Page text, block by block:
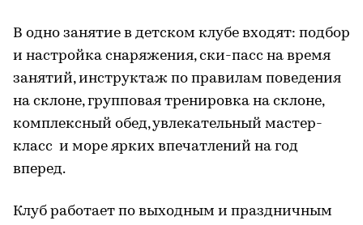
В одно занятие в детском клубе входят: подбор
и настройка снаряжения, ски-пасс на время
занятий, инструктаж по правилам поведения
на склоне, групповая тренировка на склоне,
комплексный обед, увлекательный мастер-
класс и море ярких впечатлений на год
вперед.
Клуб работает по выходным и праздничным